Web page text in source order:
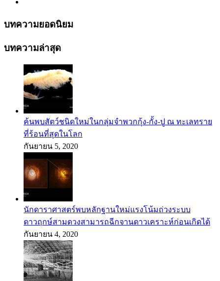
บทความยอดนิยม
บทความล่าสุด
ค้นพบสัตว์ชนิดใหม่ในกลุ่มจำพวกกุ้ง-กั้ง-ปู ณ ทะเลทราย
ที่ร้อนที่สุดในโลก
กันยายน 5, 2020
นักดาราศาสตร์พบหลักฐานใหม่แรงโน้มถ่วงระบบ
ดาวฤกษ์สามดวงสามารถฉีกจานดาวเคราะห์ก่อนเกิดได้
กันยายน 4, 2020